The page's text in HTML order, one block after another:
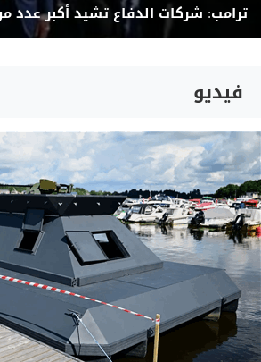
ترامب: شركات الدفاع تشيد أكبر عدد
فيديو